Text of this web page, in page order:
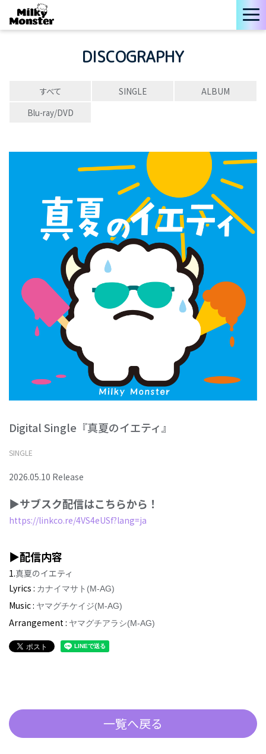
DISCOGRAPHY
すべて SINGLE
ALBUM
Blu-ray/DVD
Digital Single『真夏のイエティ』
SINGLE
2026.05.10 Release
▶︎サブスク配信はこちらから！
https://linkco.re/4VS4eUSf?lang=ja
▶配信内容
1.真夏のイエティ
Lyrics : カナイマサト(M-AG)
Music : ヤマグチケイジ(M-AG)
Arrangement : ヤマグチアラシ(M-AG)
一覧へ戻る